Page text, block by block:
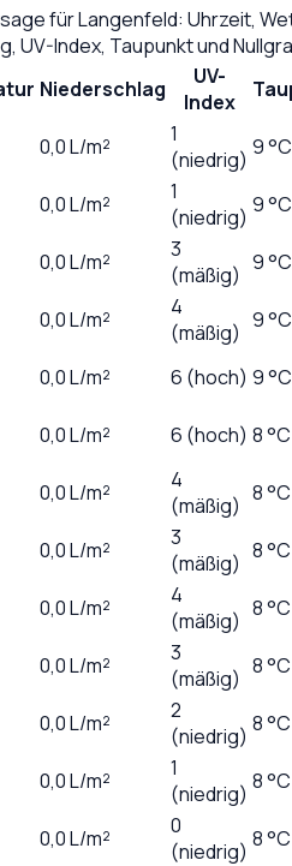
fürLangenfeld: Uhrzeit,
UV-Index, Taupunkt und
Niederschlag
UV-
Index
0,0L/m²
1
(niedrig) 9 °C
0,0L/m²
1
(niedrig) 9 °C
0,0L/m²
3
(mäßig) 9 °C
0,0L/m²
4
(mäßig) 9 °C
0,0L/m² 6 (hoch) 9 °C
0,0L/m² 6 (hoch) 8 °C
0,0L/m²
4
(mäßig) 8 °C
0,0L/m²
3
(mäßig) 8 °C
0,0L/m²
4
(mäßig) 8 °C
0,0L/m²
3
(mäßig) 8 °C
0,0L/m²
2
(niedrig) 8 °C
0,0L/m²
1
(niedrig) 8 °C
0,0L/m²
0
(niedrig) 8 °C